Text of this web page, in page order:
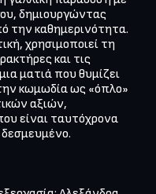
δημιουργώντας
την καθημερινότητα.
χρησιμοποιεί τη
και τις
ματιά που θυμίζει
κωμωδία ως «όπλο»
αξιών,
είναι ταυτόχρονα
δεσμευμένο.